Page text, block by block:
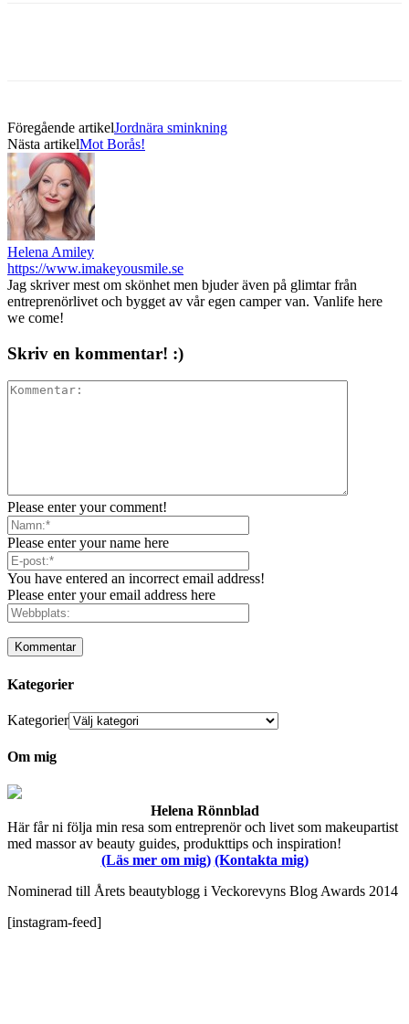
Föregående artikelJordnära sminkning
Nästa artikelMot Borås!
Helena Amiley
https://www.imakeyousmile.se
Jag skriver mest om skönhet men bjuder även på glimtar från
entreprenörlivet och bygget av vår egen camper van. Vanlife here
we come!
Skriv en kommentar! :)
Please enter your comment!
Please enter your name here
You have entered an incorrect email address!
Please enter your email address here
Kategorier
Kategorier
Om mig
Helena Rönnblad
Här får ni följa min resa som entreprenör och livet som makeupartist
med massor av beauty guides, produkttips och inspiration!
(Läs mer om mig) (Kontakta mig)
Nominerad till Årets beautyblogg i Veckorevyns Blog Awards 2014
[instagram-feed]